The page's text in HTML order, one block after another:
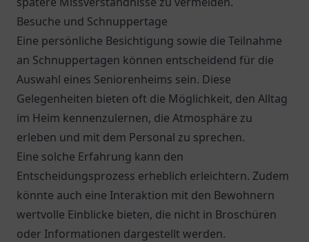
Besuche und Schnuppertage
Eine persönliche Besichtigung sowie die Teilnahme
an Schnuppertagen können entscheidend für die
Auswahl eines Seniorenheims sein. Diese
Gelegenheiten bieten oft die Möglichkeit, den Alltag
im Heim kennenzulernen, die Atmosphäre zu
erleben und mit dem Personal zu sprechen.
Eine solche Erfahrung kann den
Entscheidungsprozess erheblich erleichtern. Zudem
könnte auch eine Interaktion mit den Bewohnern
wertvolle Einblicke bieten, die nicht in Broschüren
oder Informationen dargestellt werden.